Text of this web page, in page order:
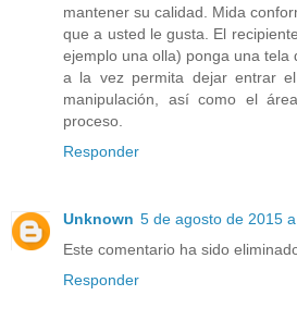
mantener su calidad. Mida
que a usted le gusta. El
ejemplo una olla) ponga una tela
a la vez permita dejar entrar
manipulación, así como el
proceso.
Responder
Unknown 5 de agosto de 2015
Este comentario ha sido
Responder